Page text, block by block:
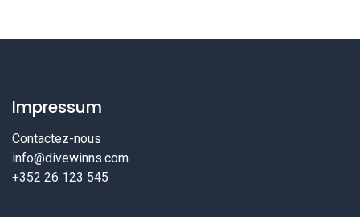
Impressum
Contactez-nous
info@divewinns.com
+352 26 123 545